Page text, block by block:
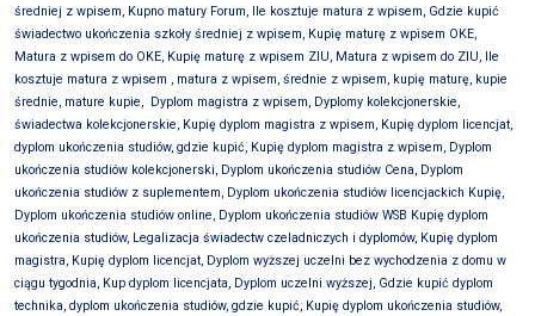
średniej z wpisem, Kupno matury Forum, Ile kosztuje matura z wpisem, Gdzie kupić
świadectwo ukończenia szkoły średniej z wpisem, Kupię maturę z wpisem OKE,
Matura z wpisem do OKE, Kupię maturę z wpisem ZIU, Matura z wpisem do ZIU, Ile
kosztuje matura z wpisem , matura z wpisem, średnie z wpisem, kupię maturę, kupie
średnie, mature kupie, Dyplom magistra z wpisem, Dyplomy kolekcjonerskie,
świadectwa kolekcjonerskie, Kupię dyplom magistra z wpisem, Kupię dyplom licencjat,
dyplom ukończenia studiów, gdzie kupić, Kupię dyplom magistra z wpisem, Dyplom
ukończenia studiów kolekcjonerski, Dyplom ukończenia studiów Cena, Dyplom
ukończenia studiów z suplementem, Dyplom ukończenia studiów licencjackich Kupię,
Dyplom ukończenia studiów online, Dyplom ukończenia studiów WSB Kupię dyplom
ukończenia studiów, Legalizacja świadectw czeladniczych i dyplomów, Kupię dyplom
magistra, Kupię dyplom licencjat, Dyplom wyższej uczelni bez wychodzenia z domu w
ciągu tygodnia, Kup dyplom licencjata, Dyplom uczelni wyższej, Gdzie kupić dyplom
technika, dyplom ukończenia studiów, gdzie kupić, Kupię dyplom ukończenia studiów,